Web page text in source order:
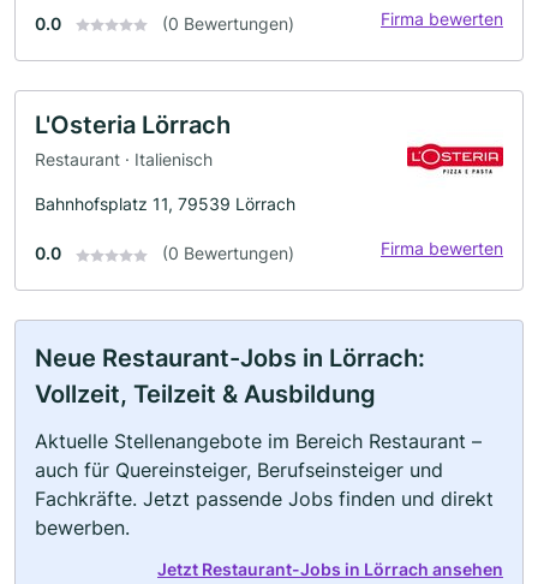
0.0 (0 Bewertungen) Firma bewerten
L'Osteria Lörrach
Restaurant · Italienisch
Bahnhofsplatz 11, 79539 Lörrach
0.0 (0 Bewertungen) Firma bewerten
Neue Restaurant-Jobs in Lörrach:
Vollzeit, Teilzeit & Ausbildung
Aktuelle Stellenangebote im Bereich Restaurant –
auch für Quereinsteiger, Berufseinsteiger und
Fachkräfte. Jetzt passende Jobs finden und direkt
bewerben.
Jetzt Restaurant-Jobs in Lörrach ansehen